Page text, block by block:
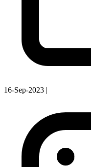
16-Sep-2023 |